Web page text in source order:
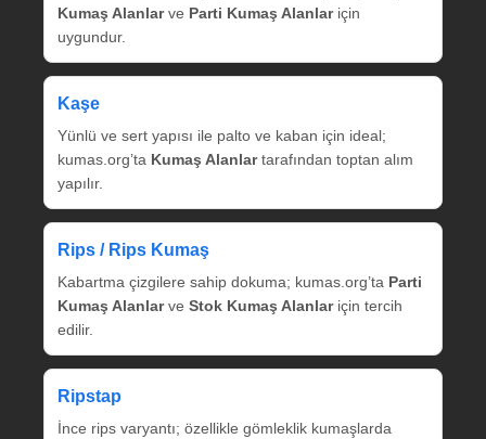
Kumaş Alanlarve Parti Kumaş Alanlariçin
uygundur.
Kaşe
Yünlü ve sert yapısı ile palto ve kaban için ideal;
kumas.org’ta Kumaş Alanlartarafından toptan alım
yapılır.
Rips / Rips Kumaş
Kabartma çizgilere sahip dokuma; kumas.org’ta Parti
Kumaş Alanlarve Stok Kumaş Alanlariçin tercih
edilir.
Ripstap
İnce rips varyantı; özellikle gömleklik kumaşlarda